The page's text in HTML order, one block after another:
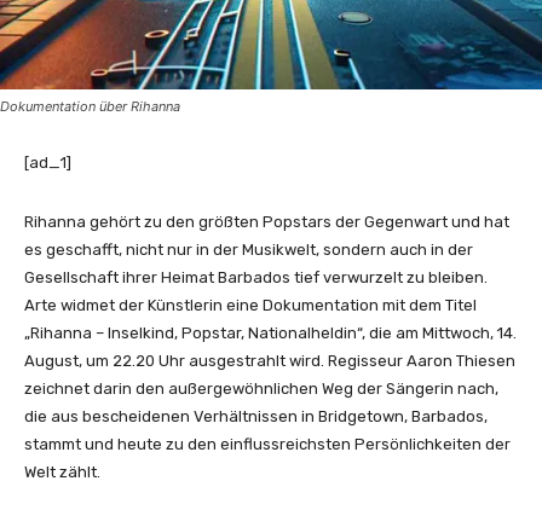
Dokumentation über Rihanna
[ad_1]
Rihanna gehört zu den größten Popstars der Gegenwart und hat
es geschafft, nicht nur in der Musikwelt, sondern auch in der
Gesellschaft ihrer Heimat Barbados tief verwurzelt zu bleiben.
Arte widmet der Künstlerin eine Dokumentation mit dem Titel
„Rihanna – Inselkind, Popstar, Nationalheldin“, die am Mittwoch, 14.
August, um 22.20 Uhr ausgestrahlt wird. Regisseur Aaron Thiesen
zeichnet darin den außergewöhnlichen Weg der Sängerin nach,
die aus bescheidenen Verhältnissen in Bridgetown, Barbados,
stammt und heute zu den einflussreichsten Persönlichkeiten der
Welt zählt.